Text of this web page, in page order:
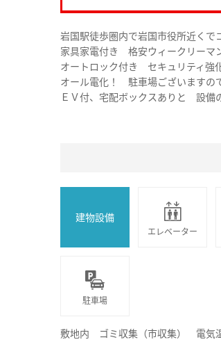
岩国駅徒歩圏内で岩国市役所近く
家具家電付き 格安ウィークリーマ
オートロック付き セキュリティ強
オール電化！ 駐車場ございますの
ＥＶ付、宅配ボックスありと 設備
建物設備
エレベーター
駐車場
敷地内 ゴミ収集（市収集） 電気